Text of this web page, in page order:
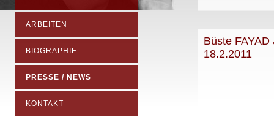
Büste
18.2.2011
ARBEITEN
BIOGRAPHIE
PRESSE / NEWS
KONTAKT